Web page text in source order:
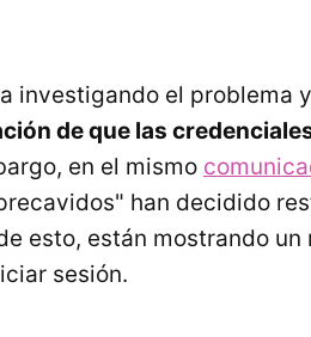
investigando el problema y
de que las
en el mismo
han decidido
esto, están mostrando un
sesión.